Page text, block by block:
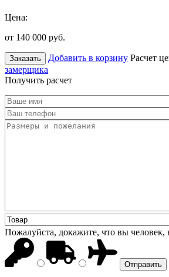
Цена:
от 140 000 руб.
Заказать Добавить в корзину Расчет
замерщика
Получить расчет
Пожалуйста, докажите, что вы человек,